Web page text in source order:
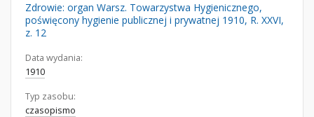
Zdrowie: organ Warsz. Towarzystwa Hygienicznego,
poświęcony hygienie publicznej i prywatnej 1910, R. XXVI,
z. 12
Data wydania:
1910
Typ zasobu:
czasopismo